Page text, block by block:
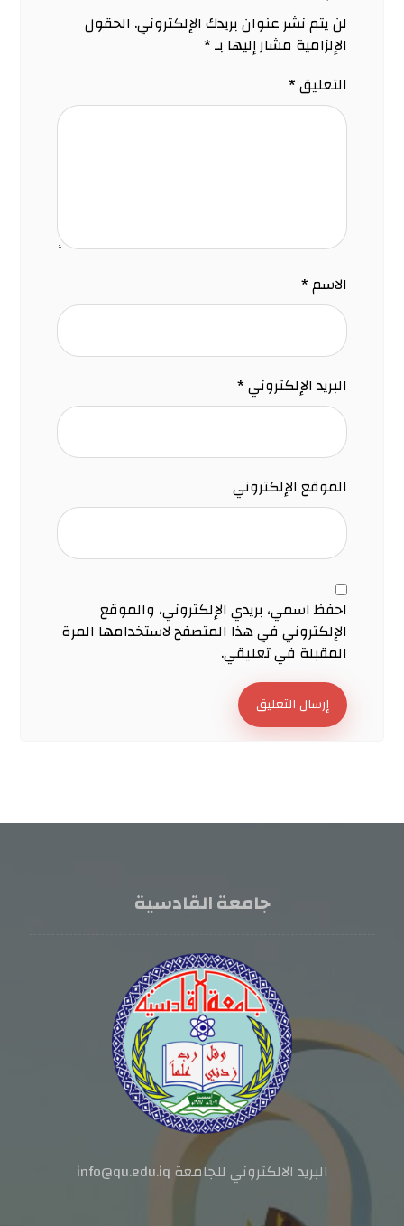
لن يتم نشر عنوان بريدك الإلكتروني. الحقول
الإلزامية مشار إليها بـ*
التعليق*
الاسم*
البريد الإلكتروني*
الموقع الإلكتروني
احفظ اسمي، بريدي الإلكتروني، والموقع
الإلكتروني في هذا المتصفح لاستخدامها المرة
المقبلة في تعليقي.
إرسال التعليق
جامعة القادسية
البريد الالكتروني للجامعة info@qu.edu.iq